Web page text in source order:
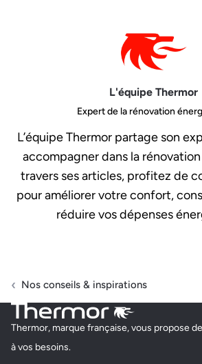
L'équipe Thermor
Expert de la rénovation
L’équipe Thermor partage son
accompagner dans la
travers ses articles, profitez de
pour améliorer votre confort,
réduire vos dépenses
Nos conseils & inspirations
Thermor, marque française, vous propose
à vos besoins.